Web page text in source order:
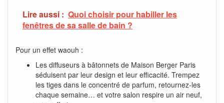
Lire aussi : Quoi choisir pour habiller les
fenêtres de sa salle de bain ?
Pour un effet waouh :
Les diffuseurs à bâtonnets de Maison Berger Paris
séduisent par leur design et leur efficacité. Trempez
les tiges dans le concentré de parfum, retournez-les
chaque semaine… et votre salon respire un air neuf,